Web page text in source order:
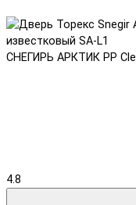
СНЕГИРЬ АРКТИК PP
4.8